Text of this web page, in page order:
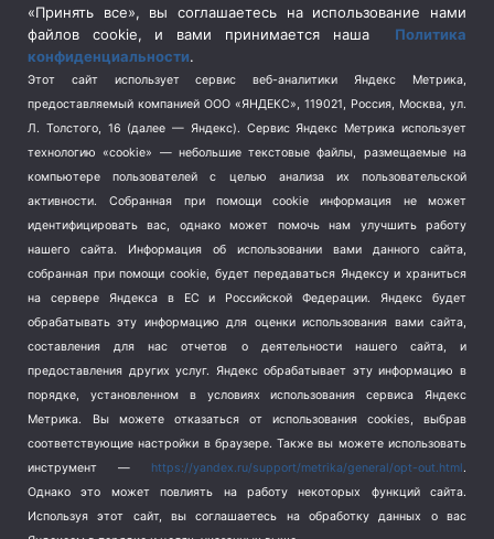
Спецоперация на Украине
(404)
Спорт (740)
Терроризм (1)
Транспорт (262)
Туризм (178)
Школа и спорт (2)
Экология (8)
Экономика (1172)
«Принять все», вы соглашаетесь на использование нами
файлов cookie, и вами принимается наша Политика
конфиденциальности.
Этот сайт использует сервис веб-аналитики Яндекс Метрика,
предоставляемый компанией ООО «ЯНДЕКС», 119021, Россия, Москва, ул.
Л. Толстого, 16 (далее — Яндекс). Сервис Яндекс Метрика использует
технологию «cookie» — небольшие текстовые файлы, размещаемые на
компьютере пользователей с целью анализа их пользовательской
активности.
Собранная при помощи cookie информация не может
идентифицировать вас, однако может помочь нам улучшить работу
нашего сайта. Информация об использовании вами данного сайта,
собранная при помощи cookie, будет передаваться Яндексу и храниться
на сервере Яндекса в ЕС и Российской Федерации. Яндекс будет
обрабатывать эту информацию для оценки использования вами сайта,
составления для нас отчетов о деятельности нашего сайта, и
предоставления других услуг. Яндекс обрабатывает эту информацию в
порядке, установленном в условиях использования сервиса Яндекс
Метрика.
Вы можете отказаться от использования cookies, выбрав
соответствующие настройки в браузере. Также вы можете использовать
инструмент — https://yandex.ru/support/metrika/general/opt-out.html.
Однако это может повлиять на работу некоторых функций сайта.
Используя этот сайт, вы соглашаетесь на обработку данных о вас